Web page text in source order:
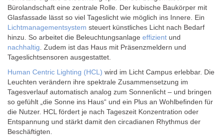
Bürolandschaft eine zentrale Rolle. Der kubische Baukörper mit
Glasfassade lässt so viel Tageslicht wie möglich ins Innere. Ein
Lichtmanagementsystem steuert künstliches Licht nach Bedarf
hinzu. So arbeitet die Beleuchtungsanlage effizient und
nachhaltig . Zudem ist das Haus mit Präsenzmeldern und
Tageslichtsensoren ausgestattet.
Human Centric Lighting (HCL) wird im Licht Campus erlebbar. Die
Leuchten verändern ihre spektrale Zusammensetzung im
Tagesverlauf automatisch analog zum Sonnenlicht – und bringen
so gefühlt „die Sonne ins Haus“ und ein Plus an Wohlbefinden für
die Nutzer. HCL fördert je nach Tageszeit Konzentration oder
Entspannung und stärkt damit den circadianen Rhythmus der
Beschäftigten.